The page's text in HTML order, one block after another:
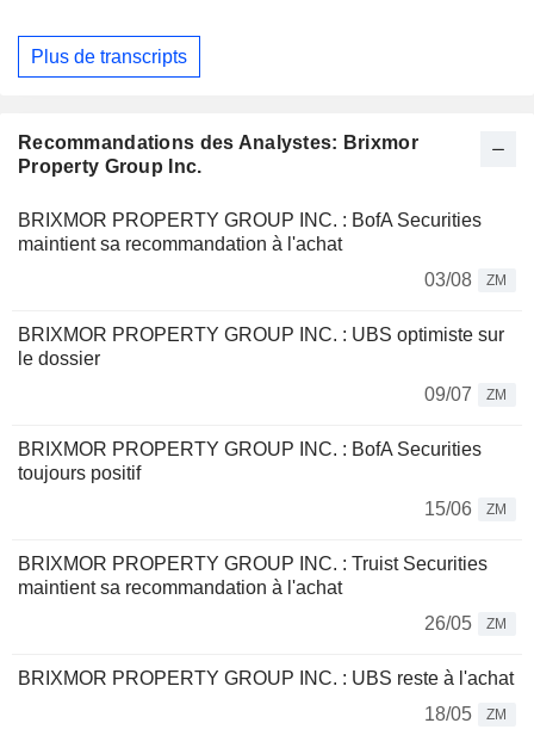
Plus de transcripts
Recommandations des Analystes: Brixmor
Property Group Inc.
BRIXMOR PROPERTY GROUP INC. : BofA Securities
maintient sa recommandation à l'achat
03/08
ZM
BRIXMOR PROPERTY GROUP INC. : UBS optimiste sur
le dossier
09/07
ZM
BRIXMOR PROPERTY GROUP INC. : BofA Securities
toujours positif
15/06
ZM
BRIXMOR PROPERTY GROUP INC. : Truist Securities
maintient sa recommandation à l'achat
26/05
ZM
BRIXMOR PROPERTY GROUP INC. : UBS reste à l'achat
18/05
ZM